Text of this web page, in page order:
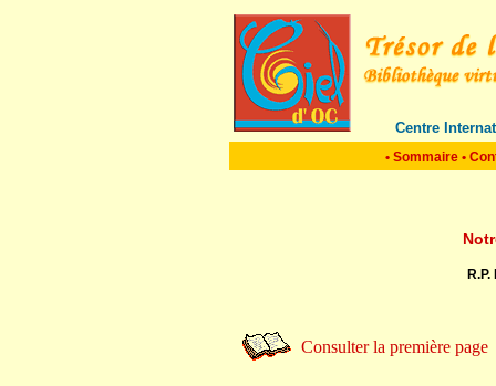
Centre
• Sommaire •
Consulter la première page